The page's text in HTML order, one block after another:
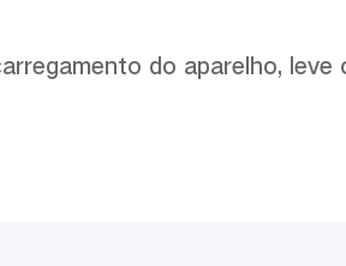
do aparelho,